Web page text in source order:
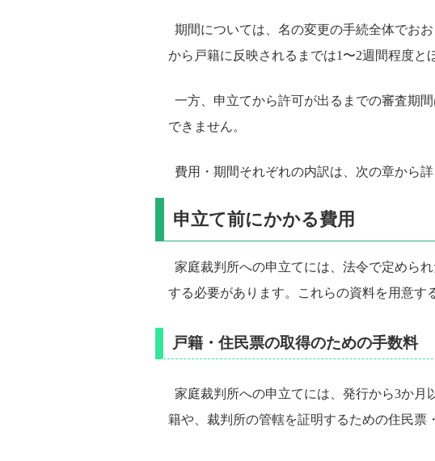
期間については、名の変更の手続全体でお
から戸籍に反映されるまでは1〜2週間程度と
一方、申立てから許可が出るまでの審査期
できません。
費用・期間それぞれの内訳は、次の章から詳
申立て前にかかる費用
家庭裁判所への申立てには、法令で定めら
する必要があります。これらの資料を用意す
戸籍・住民票の取得のための手数料
家庭裁判所への申立てには、発行から3か
籍や、裁判所の管轄を証明するための住民票